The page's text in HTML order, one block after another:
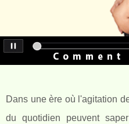
Dans une ère où l'agitation
du quotidien peuvent